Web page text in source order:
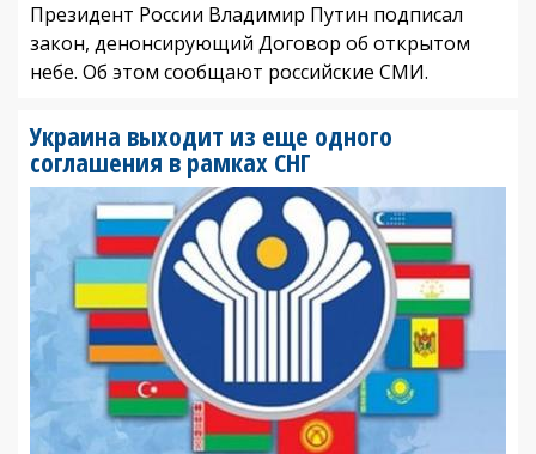
Президент России Владимир Путин подписал
закон, денонсирующий Договор об открытом
небе. Об этом сообщают российские СМИ.
Украина выходит из еще одного
соглашения в рамках СНГ